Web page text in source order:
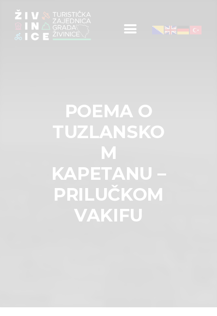
POEMA O
TUZLANSKO
M
KAPETANU –
PRILUČKOM
VAKIFU
Događaji
Mapa